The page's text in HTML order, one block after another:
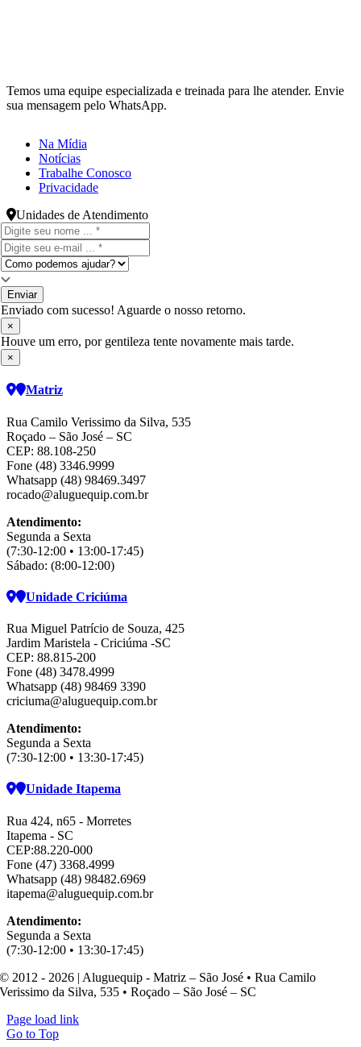
Temos uma equipe especializada e treinada para lhe atender. Envie
sua mensagem pelo WhatsApp.
Na Mídia
Notícias
Trabalhe Conosco
Privacidade
Unidades de Atendimento
Enviar
Enviado com sucesso! Aguarde o nosso retorno.
×
Houve um erro, por gentileza tente novamente mais tarde.
×
Matriz
Rua Camilo Verissimo da Silva, 535
Roçado – São José – SC
CEP: 88.108-250
Fone (48) 3346.9999
Whatsapp (48) 98469.3497
rocado@aluguequip.com.br
Atendimento:
Segunda a Sexta
(7:30-12:00 • 13:00-17:45)
Sábado: (8:00-12:00)
Unidade Criciúma
Rua Miguel Patrício de Souza, 425
Jardim Maristela - Criciúma -SC
CEP: 88.815-200
Fone (48) 3478.4999
Whatsapp (48) 98469 3390
criciuma@aluguequip.com.br
Atendimento:
Segunda a Sexta
(7:30-12:00 • 13:30-17:45)
Unidade Itapema
Rua 424, n65 - Morretes
Itapema - SC
CEP:88.220-000
Fone (47) 3368.4999
Whatsapp (48) 98482.6969
itapema@aluguequip.com.br
Atendimento:
Segunda a Sexta
(7:30-12:00 • 13:30-17:45)
© 2012 - 2026 | Aluguequip - Matriz – São José • Rua Camilo
Verissimo da Silva, 535 • Roçado – São José – SC
Page load link
Go to Top